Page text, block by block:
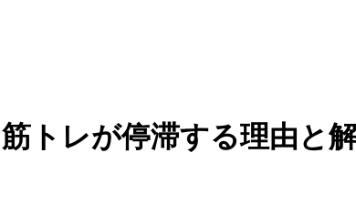
トレが停滞する理由と